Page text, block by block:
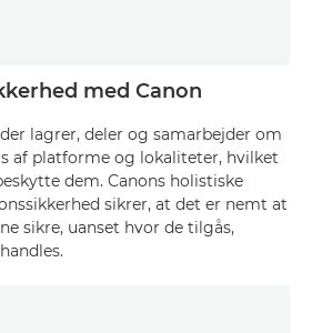
med Canon
lagrer, deler og samarbejder om
af platforme og lokaliteter, hvilket
dem. Canons holistiske
sikrer, at det er nemt at
sikre, uanset hvor de tilgås,